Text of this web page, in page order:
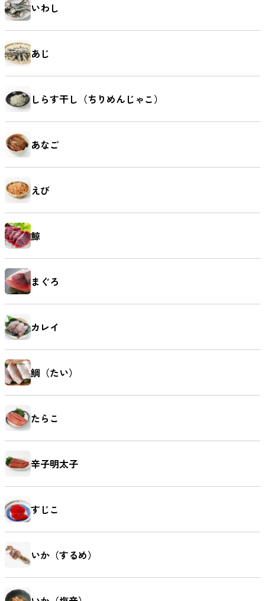
いわし
あじ
しらす干し（ちりめんじゃこ）
あなご
えび
鯨
まぐろ
カレイ
鯛（たい）
たらこ
辛子明太子
すじこ
いか（するめ）